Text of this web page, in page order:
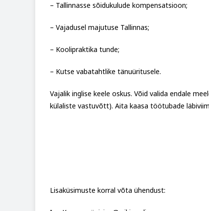
– Tallinnasse sõidukulude kompensatsioon;
– Vajadusel majutuse Tallinnas;
– Koolipraktika tunde;
– Kutse vabatahtlike tänuüritusele.
Vajalik inglise keele oskus. Võid valida endale
külaliste vastuvõtt). Aita kaasa töötubade
Lisaküsimuste korral võta ühendust: